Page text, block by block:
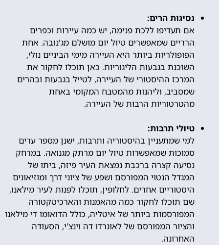
נסיגות הרים:
אם תעדיפו ללכת פנימה, יש כמה עיירות וכפרים
הרריים שמאפשרים טיול יום מושלם מג'נובה. אחת
הפופולריות ביותר היא העיירה מימי הביניים נולי,
השוכנת בגבעות הליגוריות. כאן תוכלו לחקור את
המרכז ההיסטורי של העיירה, לטייל בגבעות ובהרים
שמסביב, וליהנות מהמטבח המקומי באחת
מהטרטוריות הרבות של העיירה.
טיולי תרבות:
למי שמתעניין בהיסטוריה ותרבות, ישנן מספר ערים
סמוכות שמאפשרות טיול יום מרתק מגנואה. במרחק
נסיעה קצרה ברכבת נמצאת העיר פיזה, ביתו של
המגדל הנטוי המפורסם ושפע של ציוני דרך ומוזיאונים
היסטוריים אחרים. לחלופין, תוכלו לפנות לעיר מילאנו,
שם תוכלו לחקור כמה מהאמנות והארכיטקטורה
המפורסמות ביותר של איטליה, כולל הדואומו די מילאנו
והציור המפורסם של לאונרדו דה וינצ'י, הסעודה
האחרונה.